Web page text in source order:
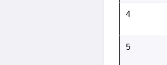
4
5